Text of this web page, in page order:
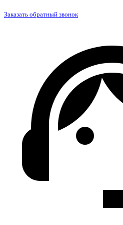
Заказать обратный звонок